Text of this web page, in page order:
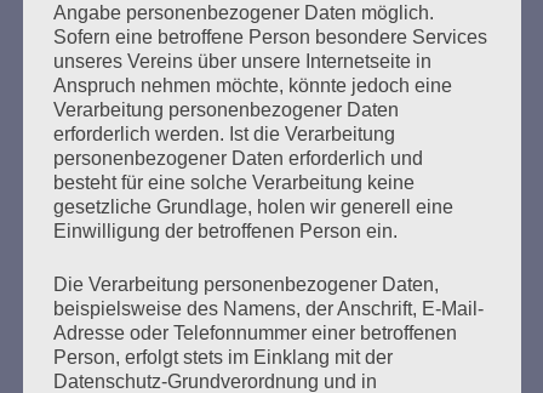
18. Verhandlungstag, Mittwoch,
05.02.2020
Erstellt am 5. Februar 2020
Der französische Überlebende Henri Zajdenwerger, 92
Jahre alt, wohnhaft in Paris, sagt als Zeuge aus. Seine
Aussage wird von einer Dolmetscherin übersetzt. Henri
in das KZ Kaunas und weiter in ein Gefängnis nach Tallin
verschleppt. Von dort kam er per Schiff nach Danzig und
Ende August 1944…
Angabe personenbezogener Daten möglich.
Sofern eine betroffene Person besondere Services
unseres Vereins über unsere Internetseite in
Anspruch nehmen möchte, könnte jedoch eine
Verarbeitung personenbezogener Daten
erforderlich werden. Ist die Verarbeitung
personenbezogener Daten erforderlich und
besteht für eine solche Verarbeitung keine
gesetzliche Grundlage, holen wir generell eine
Einwilligung der betroffenen Person ein.
Die Verarbeitung personenbezogener Daten,
beispielsweise des Namens, der Anschrift, E-Mail-
Adresse oder Telefonnummer einer betroffenen
Person, erfolgt stets im Einklang mit der
Datenschutz-Grundverordnung und in